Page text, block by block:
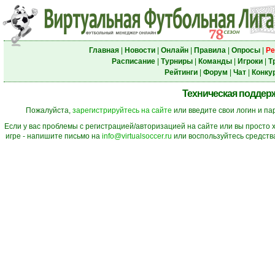
Главная| Новости| Онлайн| Правила| Опросы|
Расписание| Турниры| Команды| Игроки|
Рейтинги| Форум Чат|
Техническая
Пожалуйста, зарегистрируйтесь на сайте или введите свои логин и
Если у вас проблемы с регистрацией/авторизацией на сайте или вы просто
игре - напишите письмо на info@virtualsoccer.ru или воспользуйтесь